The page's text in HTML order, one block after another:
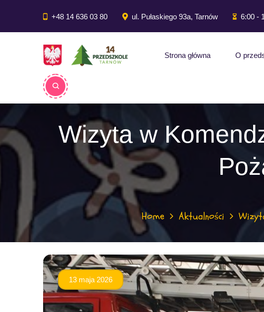
+48 14 636 03 80 ul. Pułaskiego 93a, Tarnów 6:00 -
Strona główna O
Wizyta w
Home Aktualności
13 maja 2026